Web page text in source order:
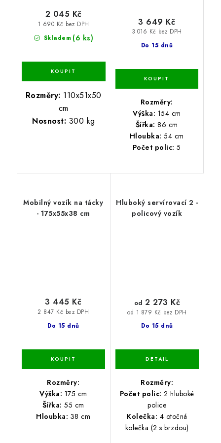
Skladem (6 ks)
1 690 Kč bez DPH
2 045 Kč
Rozměry: 110x51x50
cm
Nosnost: 300 kg
Do 15 dnů
3 016 Kč bez DPH
3 649 Kč
Rozměry:
Výška: 154 cm
Šířka: 86 cm
Hloubka: 54 cm
Počet polic: 5
Mobilný vozík na tácky
- 175x55x38 cm
Do 15 dnů
2 847 Kč bez DPH
3 445 Kč
Rozměry:
Výška: 175 cm
Šířka: 55 cm
Hloubka: 38 cm
Hluboký servírovací 2 -
policový vozík
Do 15 dnů
od 1 879 Kč bez DPH
od 2 273 Kč
Rozměry:
Počet polic: 2 hluboké
police
Kolečka: 4 otočná
kolečka (2 s brzdou)